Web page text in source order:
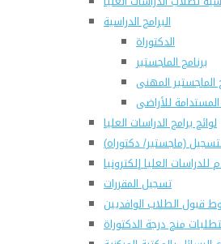
البرامج الدراسية
الدكتوراة
برنامج الماجستير
الماجستير المهنى
للأراضى
لوائح برامج الدراسات العليا
(ماجستير/ دكتوراه
للدراسات العليا إلكترونيا
تسجيل المقررات
قبول الطلاب الوافديين
منح درجة الدكتوراة